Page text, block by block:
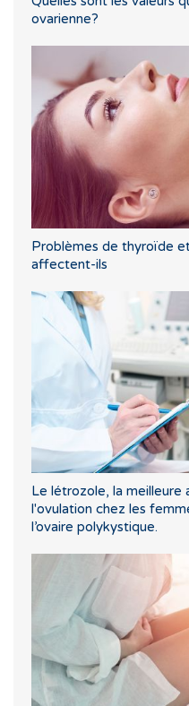
ovarienne?
Problèmes de thyroïde
affectent-ils
Le létrozole, la meilleure
l'ovulation chez les
l’ovaire polykystique.